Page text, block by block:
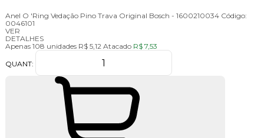
Anel O 'Ring Vedação Pino Trava Original Bosch - 1600210034 Código:
0046101
VER
DETALHES
Apenas 108 unidades R$ 5,12 Atacado R$ 7,53
QUANT: